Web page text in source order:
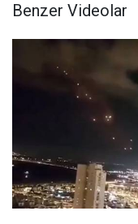
Benzer Videolar